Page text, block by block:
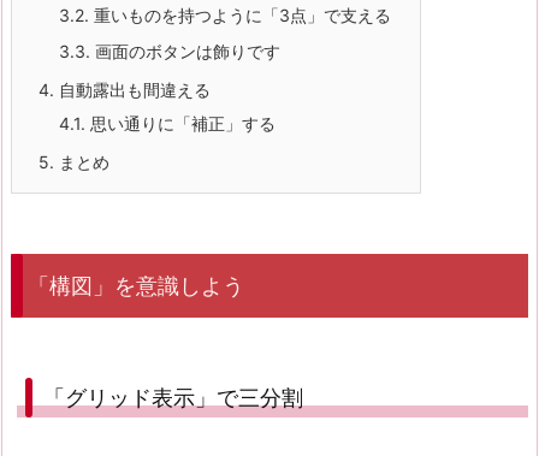
3.2. 重いものを持つように「3点」で支える
3.3. 画面のボタンは飾りです
4. 自動露出も間違える
4.1. 思い通りに「補正」する
5. まとめ
「構図」を意識しよう
「グリッド表示」で三分割